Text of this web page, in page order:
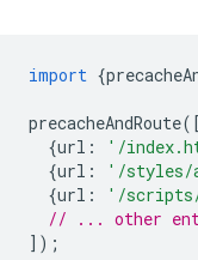
import {
precacheAndRoute([
{url : '/
{url : '/styles/
{url : '/scripts/
// ... other
]);